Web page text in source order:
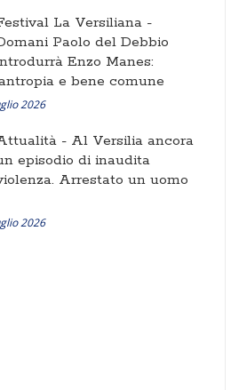
La Versiliana -
Paolo del Debbio
Enzo Manes:
e bene comune
2026
- Al Versilia ancora
episodio di inaudita
Arrestato un uomo
2026